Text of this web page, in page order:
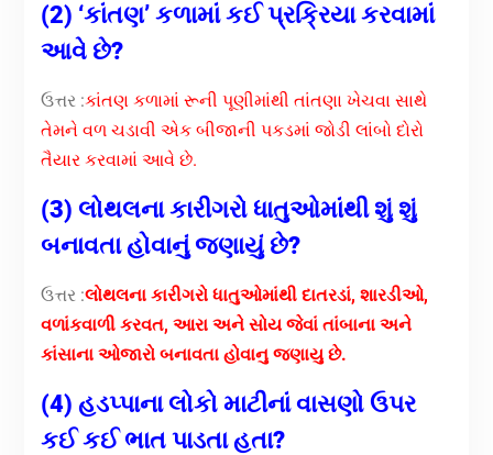
(2) ‘કાંતણ’ કળામાં કઈ પ્રક્રિયા કરવામાં
આવે છે?
ઉત્તર :કાંતણ કળામાં રૂની પૂણીમાંથી તાંતણા ખેચવા સાથે
તેમને વળ ચડાવી એક બીજાની પકડમાં જોડી લાંબો દોરો
તૈયાર કરવામાં આવે છે.
(3) લોથલના કારીગરો ધાતુઓમાંથી શું શું
બનાવતા હોવાનું જણાયું છે?
ઉત્તર :લોથલના કારીગરો ધાતુઓમાંથી દાતરડાં, શારડીઓ,
વળાંકવાળી કરવત, આરા અને સોય જેવાં તાંબાના અને
કાંસાના ઓજારો બનાવતા હોવાનુ જણાયુ છે.
(4) હડપ્પાના લોકો માટીનાં વાસણો ઉપર
કઈ કઈ ભાત પાડતા હતા?